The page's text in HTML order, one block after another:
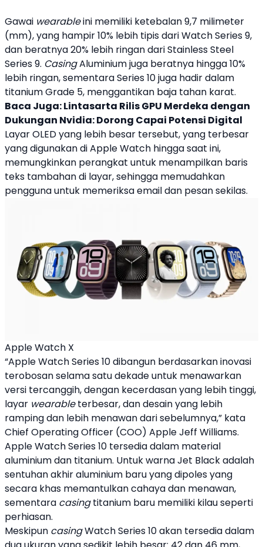
Gawai wearableini memiliki ketebalan 9,7 milimeter
(mm), yang hampir 10% lebih tipis dari Watch Series 9,
dan beratnya 20% lebih ringan dari Stainless Steel
Series 9. CasingAluminium juga beratnya hingga 10%
lebih ringan, sementara Series 10 juga hadir dalam
titanium Grade 5, menggantikan baja tahan karat.
Baca Juga:Lintasarta Rilis GPU Merdeka dengan
Dukungan Nvidia: Dorong Capai Potensi Digital
Layar OLED yang lebih besar tersebut, yang terbesar
yang digunakan di Apple Watch hingga saat ini,
memungkinkan perangkat untuk menampilkan baris
teks tambahan di layar, sehingga memudahkan
pengguna untuk memeriksa email dan pesan sekilas.
Apple Watch X
“AppleWatch Series 10dibangun berdasarkan inovasi
terobosan selama satu dekade untuk menawarkan
versi tercanggih, dengan kecerdasan yang lebih tinggi,
layar wearableterbesar, dan desain yang lebih
ramping dan lebih menawan dari sebelumnya,” kata
Chief Operating Officer (COO) AppleJeff Williams.
AppleWatch Series 10 tersedia dalam material
aluminium dan titanium. Untuk warna Jet Black adalah
sentuhan akhir aluminium baru yang dipoles yang
secara khas memantulkan cahaya dan menawan,
sementara casingtitanium baru memiliki kilau seperti
perhiasan.
Meskipun casingWatch Series 10akan tersedia dalam